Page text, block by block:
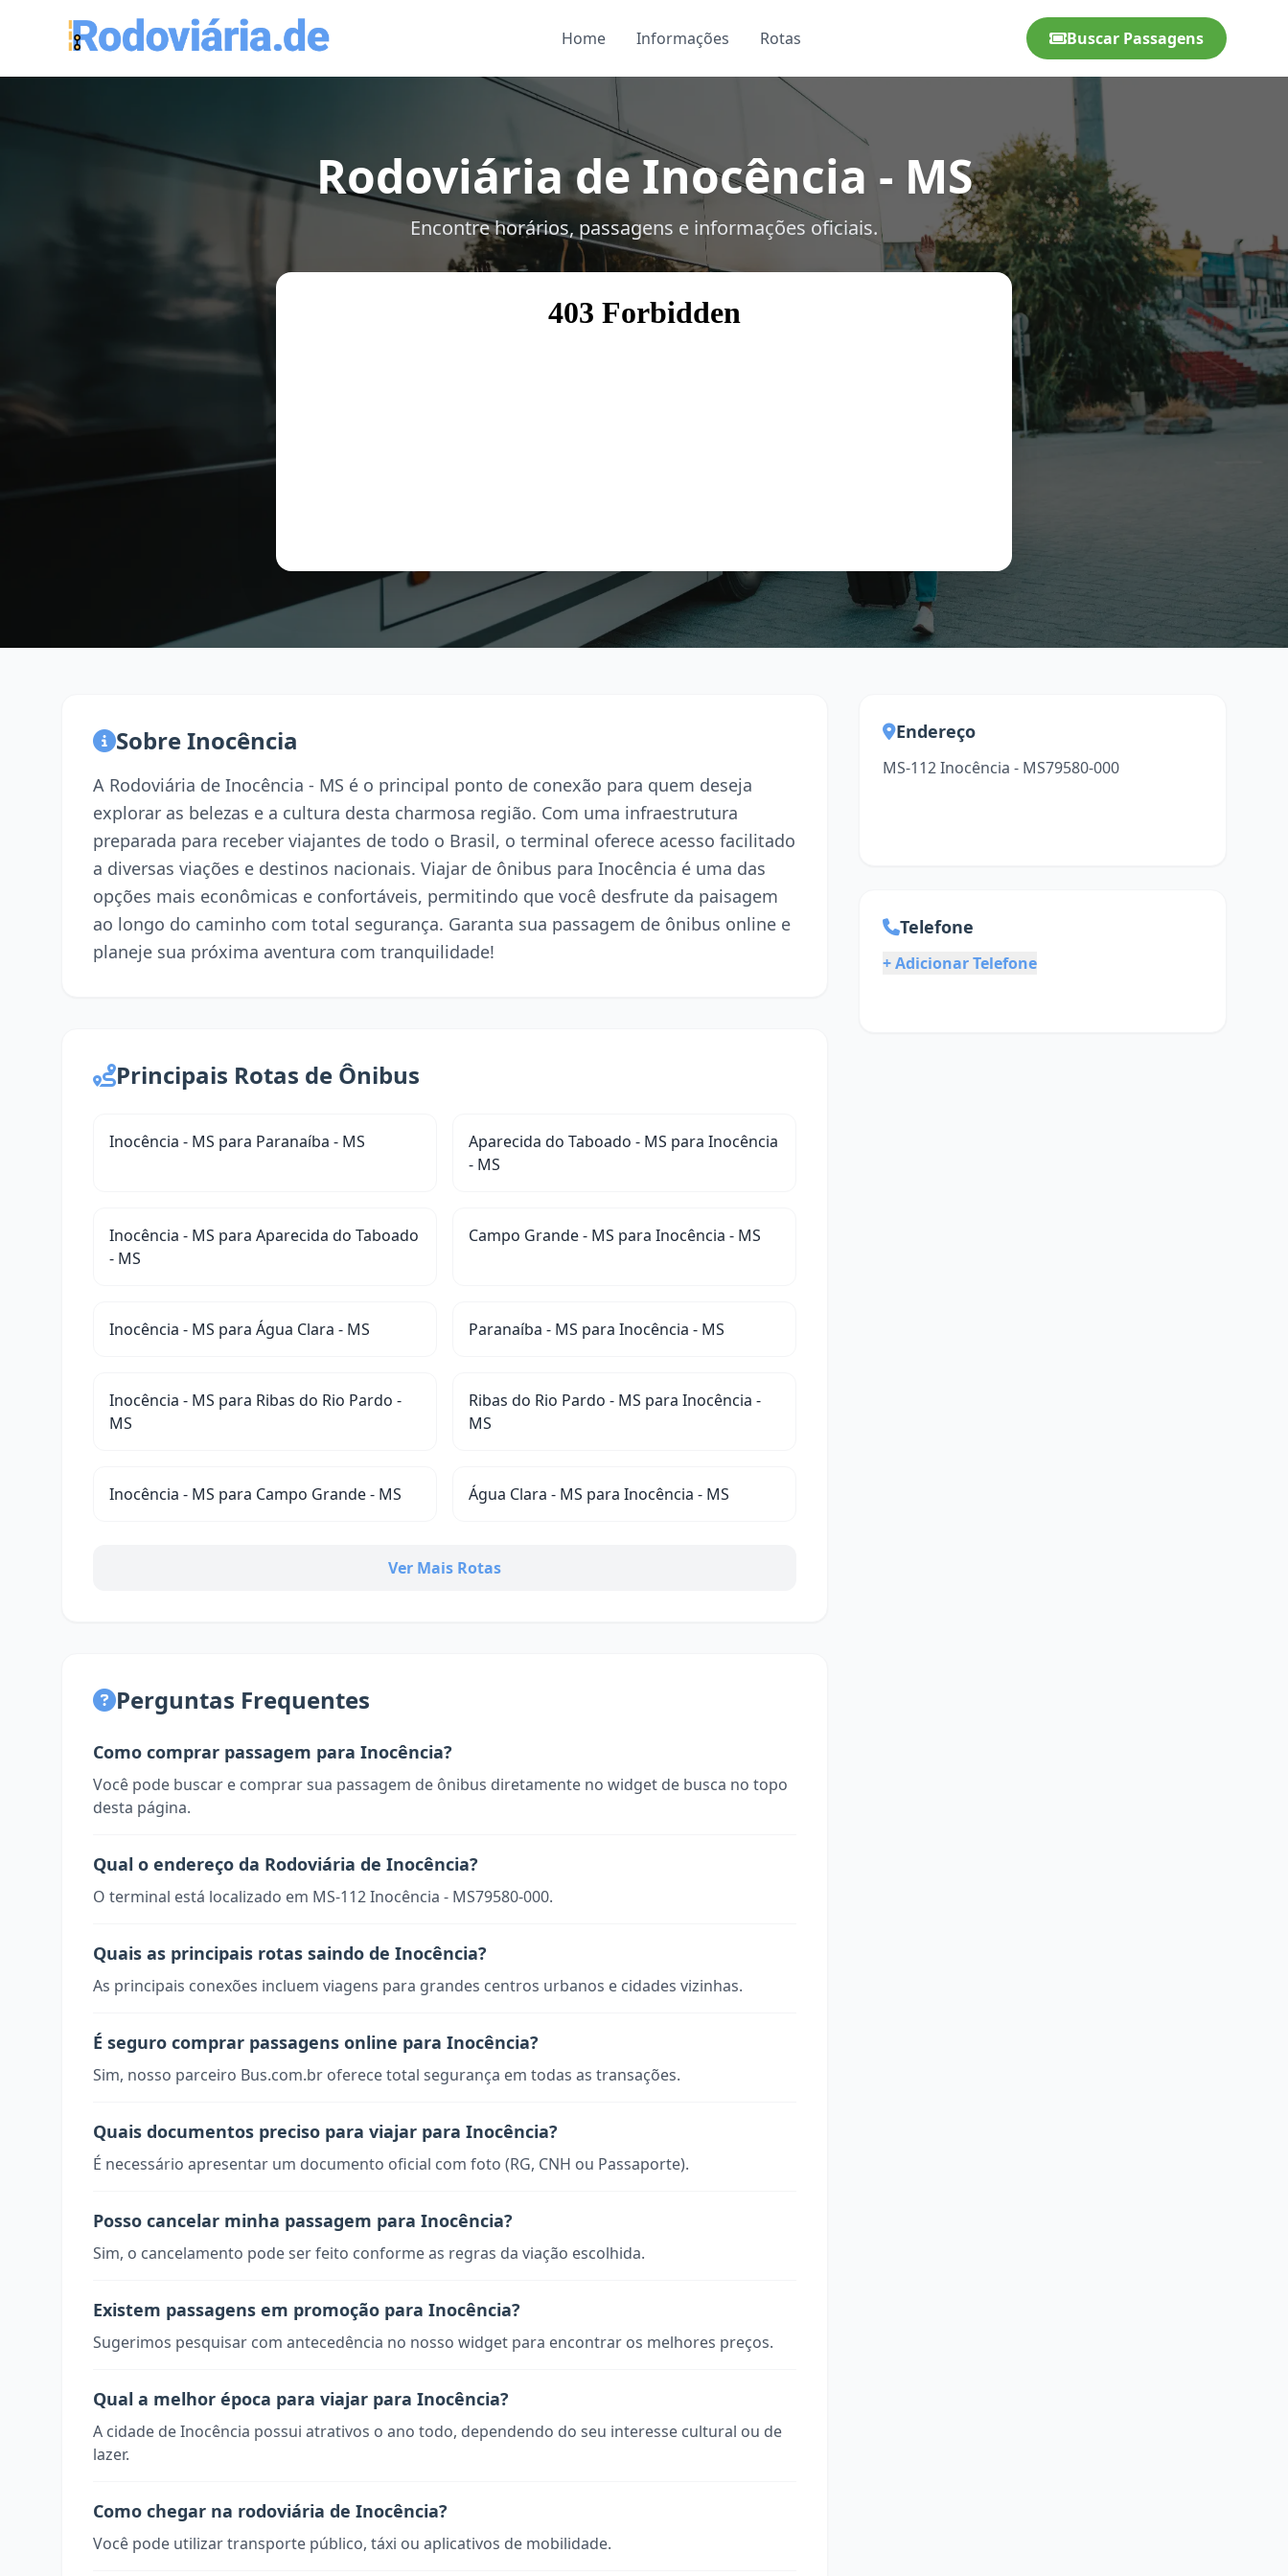
Home Informações Rotas Buscar Passagens
Rodoviária de Inocência - MS
Encontre horários, passagens e informações oficiais.
Sobre Inocência
A Rodoviária de Inocência - MS é o principal ponto de conexão para quem deseja
explorar as belezas e a cultura desta charmosa região. Com uma infraestrutura
preparada para receber viajantes de todo o Brasil, o terminal oferece acesso facilitado
a diversas viações e destinos nacionais. Viajar de ônibus para Inocência é uma das
opções mais econômicas e confortáveis, permitindo que você desfrute da paisagem
ao longo do caminho com total segurança. Garanta sua passagem de ônibus online e
planeje sua próxima aventura com tranquilidade!
Principais Rotas de Ônibus
Inocência - MS para Paranaíba - MS
Aparecida do Taboado - MS para Inocência
- MS
Inocência - MS para Aparecida do Taboado
- MS
Campo Grande - MS para Inocência - MS
Inocência - MS para Água Clara - MS Paranaíba - MS para Inocência - MS
Inocência - MS para Ribas do Rio Pardo -
MS
Ribas do Rio Pardo - MS para Inocência -
MS
Inocência - MS para Campo Grande - MS Água Clara - MS para Inocência - MS
Ver Mais Rotas
Perguntas Frequentes
Como comprar passagem para Inocência?
Você pode buscar e comprar sua passagem de ônibus diretamente no widget de busca no topo
desta página.
Qual o endereço da Rodoviária de Inocência?
O terminal está localizado em MS-112 Inocência - MS79580-000.
Quais as principais rotas saindo de Inocência?
As principais conexões incluem viagens para grandes centros urbanos e cidades vizinhas.
É seguro comprar passagens online para Inocência?
Sim, nosso parceiro Bus.com.br oferece total segurança em todas as transações.
Quais documentos preciso para viajar para Inocência?
É necessário apresentar um documento oficial com foto (RG, CNH ou Passaporte).
Posso cancelar minha passagem para Inocência?
Sim, o cancelamento pode ser feito conforme as regras da viação escolhida.
Existem passagens em promoção para Inocência?
Sugerimos pesquisar com antecedência no nosso widget para encontrar os melhores preços.
Qual a melhor época para viajar para Inocência?
A cidade de Inocência possui atrativos o ano todo, dependendo do seu interesse cultural ou de
lazer.
Como chegar na rodoviária de Inocência?
Você pode utilizar transporte público, táxi ou aplicativos de mobilidade.
Endereço
MS-112 Inocência - MS79580-000
Telefone
+ Adicionar Telefone